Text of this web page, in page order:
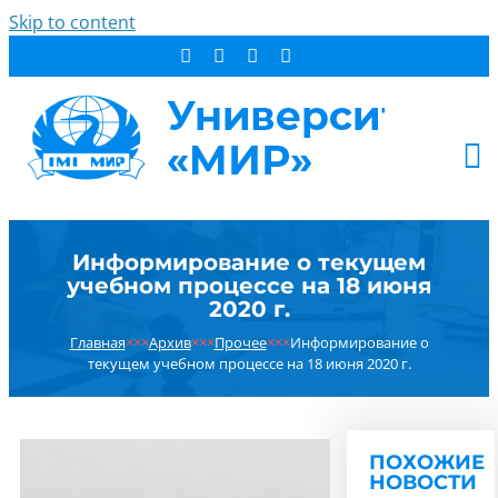
Skip to content
СТУДЕНТУ
ДОПОБРАЗОВАНИЕ
ОБ УНИВЕРСИТЕТЕ
НОВОСТИ
Информирование о текущем
учебном процессе на 18 июня
2020 г.
Главная×××Архив×××Прочее×××Информирование о
текущем учебном процессе на 18 июня 2020 г.
ПОХОЖИЕ
НОВОСТИ